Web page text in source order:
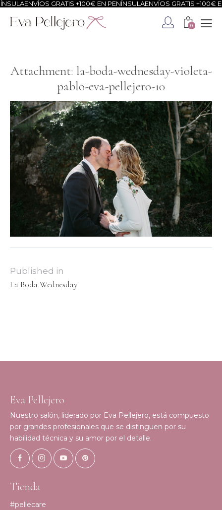
ENVÍOS GRATIS +100€ EN PENÍNSULAENVÍOS GRATIS +100€ EN
0
Attachment: la-boda-wednesday-violeta-
pablo-eva-pellejero-10
Published in
La Boda Wednesday
Eva Pellejero
Nuestro salón, liderado por Eva Pellejero, está compuesto
por grandes profesionales que se distinguen por su
habilidad técnica y su amor por el detalle.
Tienda
#pellecare